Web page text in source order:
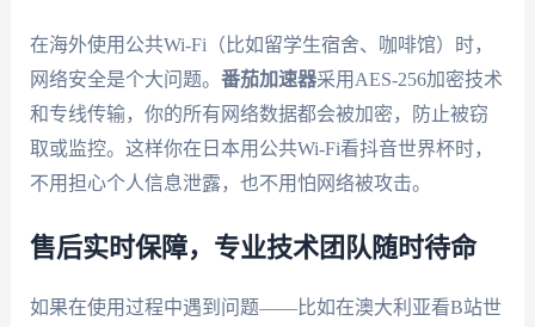
在海外使用公共Wi-Fi（比如留学生宿舍、咖啡馆）时，
网络安全是个大问题。 番茄加速器采用AES-256加密技术
和专线传输，你的所有网络数据都会被加密，防止被窃
取或监控。这样你在日本用公共Wi-Fi看抖音世界杯时，
不用担心个人信息泄露，也不用怕网络被攻击。
售后实时保障，专业技术团队随时待命
如果在使用过程中遇到问题——比如在澳大利亚看B站世